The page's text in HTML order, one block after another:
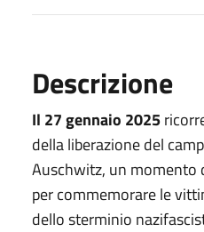
Descrizione
Il 27 gennaio 2025
della liberazione del
Auschwitz, un momento
per commemorare le
dello sterminio